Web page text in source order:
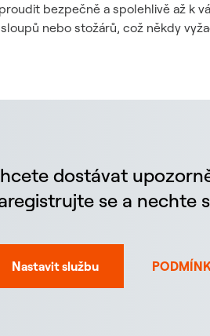
bezpečně a spolehlivě až k
nebo stožárů, což někdy
dostávat
se a nechte
Nastavit službu